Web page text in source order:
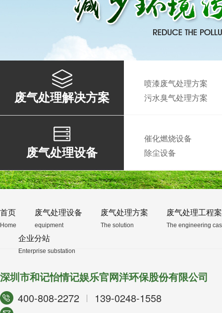
废气处理解决方案
喷漆废气处理方案
污水臭气处理方案
废气处理设备
催化燃烧设备
除尘设备
首页
Home
废气处理设备
equipment
废气处理方案
The solution
废气处理工程
The engineering
企业分站
Enterprise substation
深圳市和记怡情记娱乐官网洋环保股份有限公司
400-808-2272
139-0248-1558